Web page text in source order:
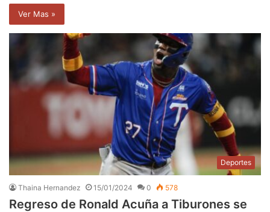
Ver Mas »
Deportes
Thaina Hernandez 15/01/2024 0 578
Regreso de Ronald Acuña a Tiburones se